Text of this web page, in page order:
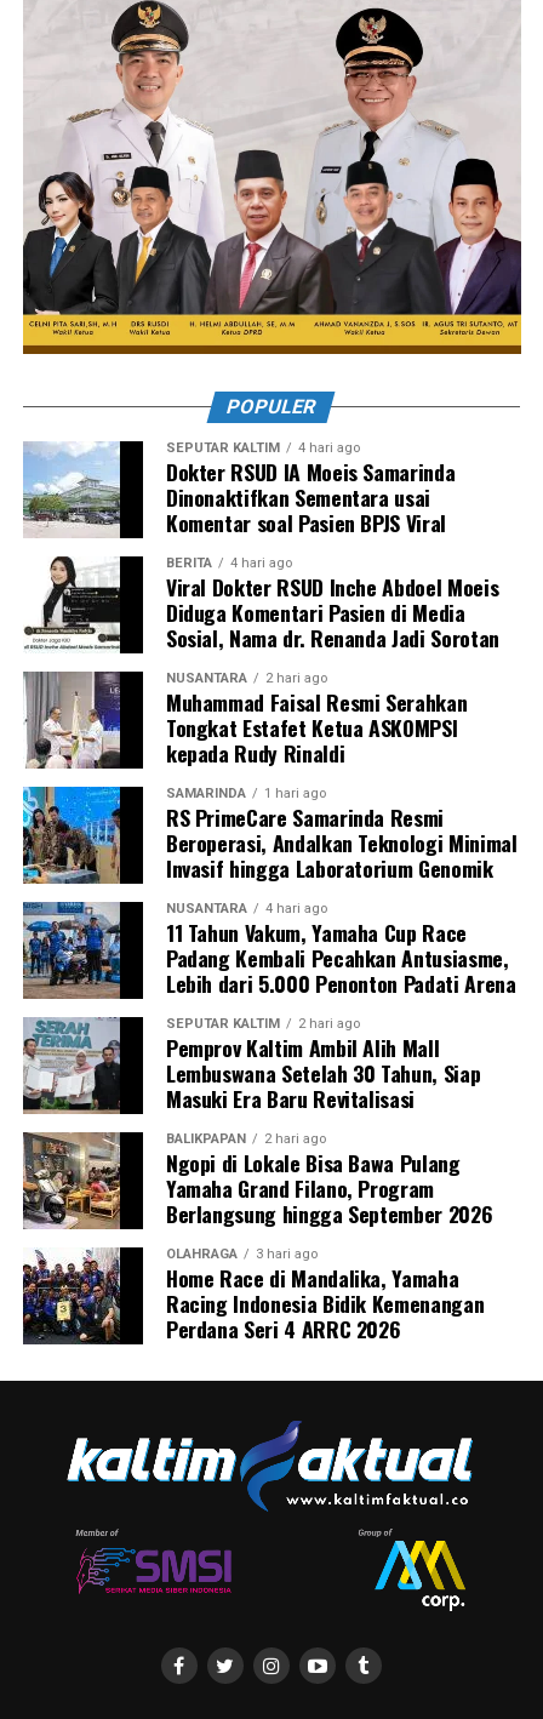
POPULER
SEPUTAR KALTIM 4 hari ago
Dokter RSUD IA Moeis Samarinda
Dinonaktifkan Sementara usai
Komentar soal Pasien BPJS Viral
BERITA 4 hari ago
Viral Dokter RSUD Inche Abdoel Moeis
Diduga Komentari Pasien di Media
Sosial, Nama dr. Renanda Jadi Sorotan
NUSANTARA 2 hari ago
Muhammad Faisal Resmi Serahkan
Tongkat Estafet Ketua ASKOMPSI
kepada Rudy Rinaldi
SAMARINDA 1 hari ago
RS PrimeCare Samarinda Resmi
Beroperasi, Andalkan Teknologi Minimal
Invasif hingga Laboratorium Genomik
NUSANTARA 4 hari ago
11 Tahun Vakum, Yamaha Cup Race
Padang Kembali Pecahkan Antusiasme,
Lebih dari 5.000 Penonton Padati Arena
SEPUTAR KALTIM 2 hari ago
Pemprov Kaltim Ambil Alih Mall
Lembuswana Setelah 30 Tahun, Siap
Masuki Era Baru Revitalisasi
BALIKPAPAN 2 hari ago
Ngopi di Lokale Bisa Bawa Pulang
Yamaha Grand Filano, Program
Berlangsung hingga September 2026
OLAHRAGA 3 hari ago
Home Race di Mandalika, Yamaha
Racing Indonesia Bidik Kemenangan
Perdana Seri 4 ARRC 2026